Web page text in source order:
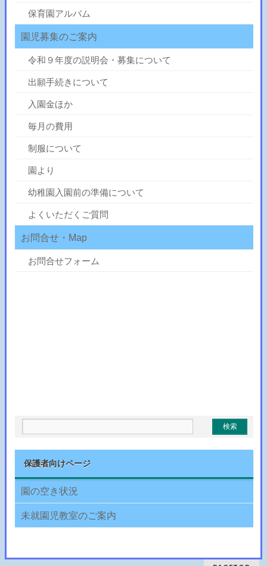
保育園アルバム
園児募集のご案内
令和９年度の説明会・募集について
出願手続きについて
入園金ほか
毎月の費用
制服について
園より
幼稚園入園前の準備について
よくいただくご質問
お問合せ・Map
お問合せフォーム
保護者向けページ
園の空き状況
未就園児教室のご案内